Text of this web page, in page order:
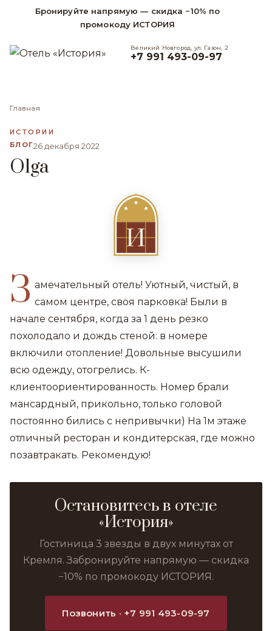
Бронируйте напрямую — скидка −10% по
промокоду ИСТОРИЯ
Великий Новгород, ул. Газон, 2
+7 991 493-09-97
Главная
ИСТОРИИ
БЛОГ26 декабря 2022
Olga
И
З амечательный отель! Уютный, чистый, в
самом центре, своя парковка! Были в
начале сентября, когда за 1 день резко
похолодало и дождь стеной: в номере
включили отопление! Довольные высушили
всю одежду, отогрелись. К-
клиентоориентированность. Номер брали
мансардный, прикольно, только головой
постоянно бились с непривычки) На 1м этаже
отличный ресторан и кондитерская, где можно
позавтракать. Рекомендую!
Остановитесь в отеле
«История»
Гостиница 3 звезды в двух минутах от
Кремля. Забронируйте напрямую — скидка
−10% по промокоду ИСТОРИЯ.
Позвонить · +7 991 493-09-97